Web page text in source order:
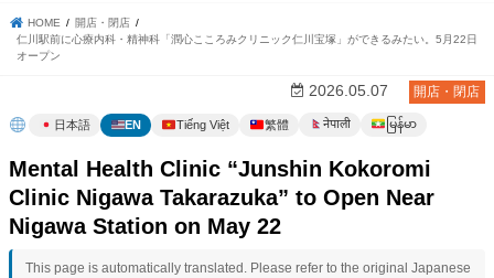
HOME
開店・閉店
仁川駅前に心療内科・精神科「潤心こころみクリニック仁川宝塚」ができるみたい。5月22日
オープン
開店・閉店
2026.05.07
日本語 EN Tiếng Việt 繁體 नेपाली မြန်မာ
Mental Health Clinic “Junshin Kokoromi
Clinic Nigawa Takarazuka” to Open Near
Nigawa Station on May 22
This page is automatically translated. Please refer to the original Japanese